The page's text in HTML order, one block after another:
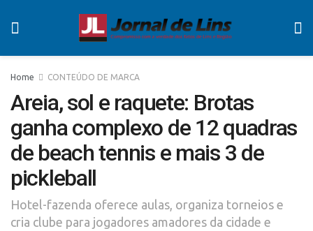
Home CONTEÚDO DE MARCA
Areia, sol e raquete: Brotas
ganha complexo de 12 quadras
de beach tennis e mais 3 de
pickleball
Hotel-fazenda oferece aulas, organiza torneios e
cria clube para jogadores amadores da cidade e